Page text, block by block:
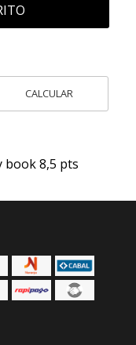
CALCULAR
book 8,5 pts